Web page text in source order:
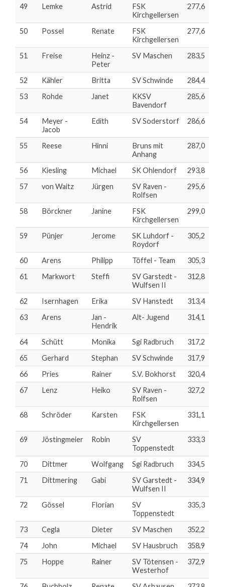
49
Lemke Astrid
FSK
Kirchgellersen
277,6
50 Possel Renate
FSK
Kirchgellersen
277,6
51 Freise
Heinz -
Peter
SV Maschen 283,5
52 Kähler Britta SV Schwinde
284,4
53
Rohde Janet
KKSV
Bavendorf
285,6
54
Meyer -
Jacob
Edith SV Soderstorf 286,6
55 Reese Hinni
Bruns mit
Anhang
287,0
56 Kiesling Michael SK Ohlendorf
293,8
57
von Waitz Jürgen
SV Raven -
Rolfsen
295,6
58 Börckner Janine
FSK
Kirchgellersen
299,0
59 Pünjer Jerome
SK Luhdorf -
Roydorf
305,2
60 Arens Philipp Töffel - Team
305,3
61
Markwort Steffi
SV Garstedt -
Wulfsen II
312,8
62 Isernhagen Erika SV Hanstedt
313,4
63
Arens
Jan -
Hendrik
Alt- Jugend 314,1
64 Schütt Monika Sgi Radbruch
317,2
65
Gerhard Stephan SV Schwinde
317,9
66
Pries Rainer S.V. Bokhorst
320,4
67
Lenz Heiko
SV Raven -
Rolfsen
327,2
68 Schröder Karsten
FSK
Kirchgellersen
331,1
69 Jöstingmeier Robin
SV
Toppenstedt
333,3
70 Dittmer Wolfgang Sgi Radbruch
334,5
71
Dittmering Gabi
SV Garstedt -
Wulfsen II
334,9
72 Gössel Florian
SV
Toppenstedt
335,3
73 Cegla Dieter SV Maschen
352,2
74
John Michael SV Hausbruch
358,9
75
Hoppe Rainer
SV Tötensen -
Westerhof
372,9